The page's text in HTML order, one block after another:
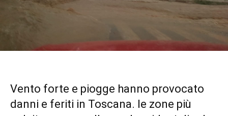
Vento forte e piogge hanno provocato
danni e feriti in Toscana. le zone più